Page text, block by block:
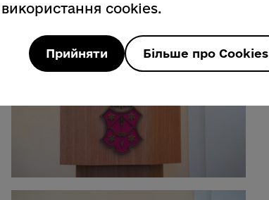
cookies.
Прийняти Більше про Cookies